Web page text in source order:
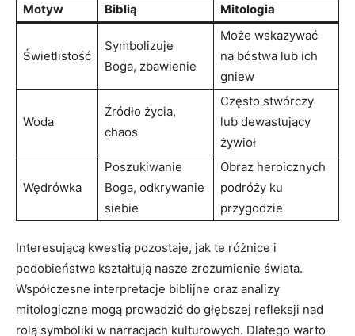
Motyw Biblią Mitologia
Świetlistość
Symbolizuje
Boga, zbawienie
Może wskazywać
na bóstwa lub ich
gniew
Woda
Źródło życia,
chaos
Często stwórczy
lub dewastujący
żywioł
Wędrówka
Poszukiwanie
Boga, odkrywanie
siebie
Obraz heroicznych
podróży ku
przygodzie
Interesującą kwestią pozostaje, jak te różnice i
podobieństwa kształtują nasze zrozumienie świata.
Współczesne interpretacje biblijne oraz analizy
mitologiczne mogą prowadzić do głębszej refleksji nad
rolą symboliki w narracjach kulturowych. Dlatego warto